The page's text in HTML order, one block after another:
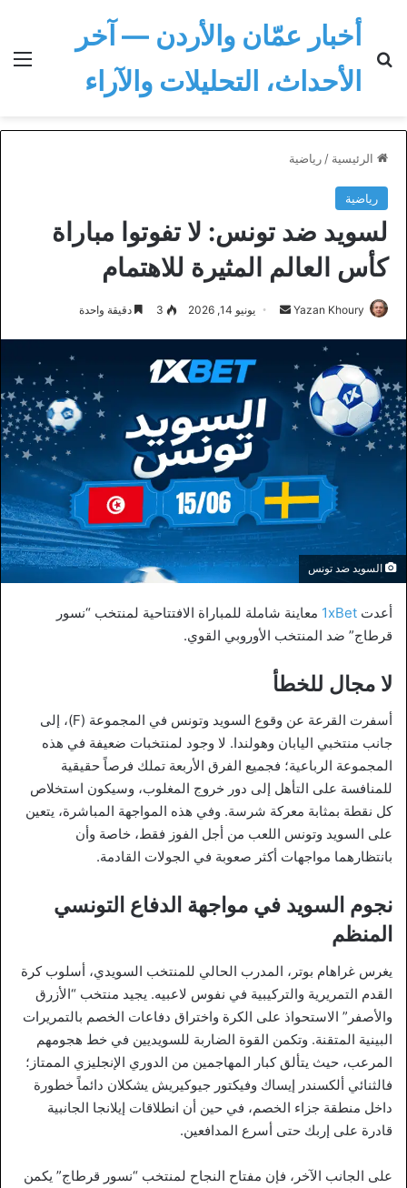
أخبار عمّان والأردن — آخر
الأحداث، التحليلات والآراء
الرئيسية / رياضية
رياضية
لسويد ضد تونس: لا تفوتوا مباراة
كأس العالم المثيرة للاهتمام
Yazan Khoury
أرسل يونيو 14, 2026 3 دقيقة واحدة
السويد ضد تونس
أعدت 1xBet معاينة شاملة للمباراة الافتتاحية لمنتخب “نسور
قرطاج” ضد المنتخب الأوروبي القوي.
لا مجال للخطأ
أسفرت القرعة عن وقوع السويد وتونس في المجموعة (F)، إلى
جانب منتخبي اليابان وهولندا. لا وجود لمنتخبات ضعيفة في هذه
المجموعة الرباعية؛ فجميع الفرق الأربعة تملك فرصاً حقيقية
للمنافسة على التأهل إلى دور خروج المغلوب، وسيكون استخلاص
كل نقطة بمثابة معركة شرسة. وفي هذه المواجهة المباشرة، يتعين
على السويد وتونس اللعب من أجل الفوز فقط، خاصة وأن
بانتظارهما مواجهات أكثر صعوبة في الجولات القادمة.
نجوم السويد في مواجهة الدفاع التونسي
المنظم
يغرس غراهام بوتر، المدرب الحالي للمنتخب السويدي، أسلوب كرة
القدم التمريرية والتركيبية في نفوس لاعبيه. يجيد منتخب “الأزرق
والأصفر” الاستحواذ على الكرة واختراق دفاعات الخصم بالتمريرات
البينية المتقنة. وتكمن القوة الضاربة للسويديين في خط هجومهم
المرعب، حيث يتألق كبار المهاجمين من الدوري الإنجليزي الممتاز؛
فالثنائي ألكسندر إيساك وفيكتور جيوكيريش يشكلان دائماً خطورة
داخل منطقة جزاء الخصم، في حين أن انطلاقات إيلانجا الجانبية
قادرة على إربك حتى أسرع المدافعين.
على الجانب الآخر، فإن مفتاح النجاح لمنتخب “نسور قرطاج” يكمن